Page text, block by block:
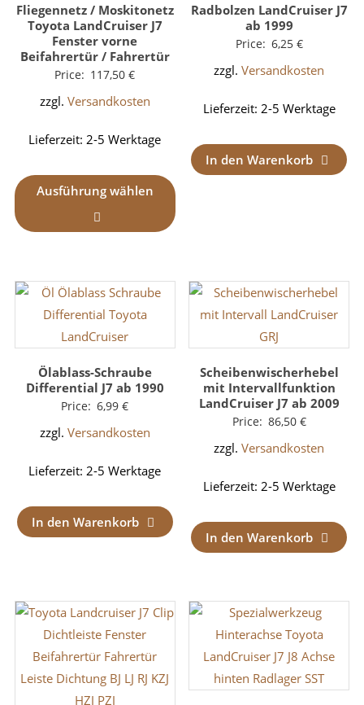
Fliegennetz / Moskitonetz
Toyota LandCruiser J7
Fenster vorne
Beifahrertür / Fahrertür
Price: 117,50€
zzgl. Versandkosten
Lieferzeit: 2-5 Werktage
Ausführung wählen
Radbolzen LandCruiser J7
ab 1999
Price: 6,25 €
zzgl.Versandkosten
Lieferzeit: 2-5 Werktage
In den Warenkorb
Ölablass-Schraube
Differential J7 ab 1990
Price: 6,99€
zzgl. Versandkosten
Lieferzeit: 2-5 Werktage
In den Warenkorb
Scheibenwischerhebel
mit Intervallfunktion
LandCruiser J7 ab 2009
Price: 86,50 €
zzgl.Versandkosten
Lieferzeit: 2-5 Werktage
In den Warenkorb